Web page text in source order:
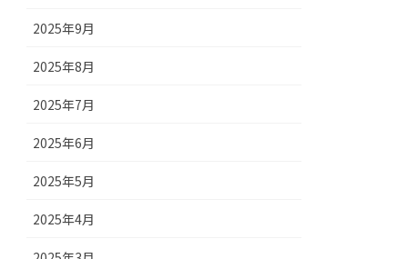
2025年9月
2025年8月
2025年7月
2025年6月
2025年5月
2025年4月